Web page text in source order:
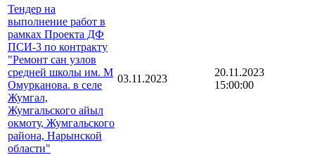
Тендер на
выполнение работ в
рамках Проекта ДФ
ПСИ-3 по контракту
"Ремонт сан узлов
средней школы им. М
Омурканова. в cеле
Жумгал,
Жумгальского айыл
окмоту, Жумгальского
района, Нарынской
области"
03.11.2023
20.11.2023
15:00:00